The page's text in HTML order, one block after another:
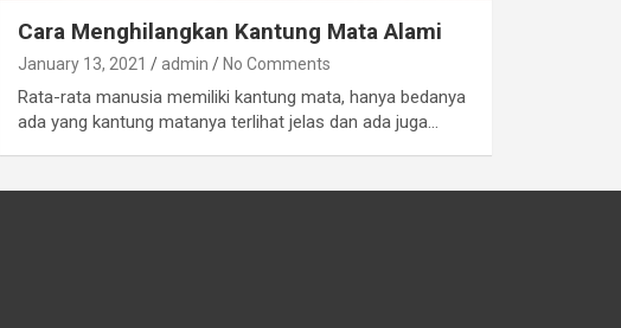
Cara Menghilangkan Kantung Mata Alami
January 13, 2021 admin No Comments
Rata-rata manusia memiliki kantung mata, hanya bedanya
ada yang kantung matanya terlihat jelas dan ada juga…